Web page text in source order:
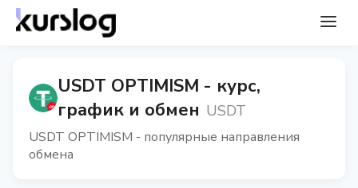
USDT OPTIMISM - курс,
график и обмен USDT
USDT OPTIMISM - популярные направления
обмена